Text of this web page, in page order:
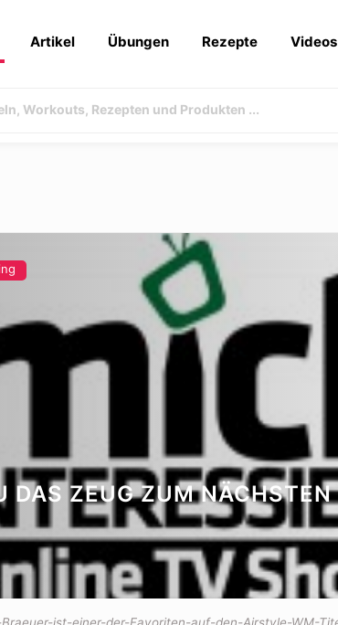
Artikel Übungen Rezepte Videos
DAS ZEUG ZUM NÄCHSTEN